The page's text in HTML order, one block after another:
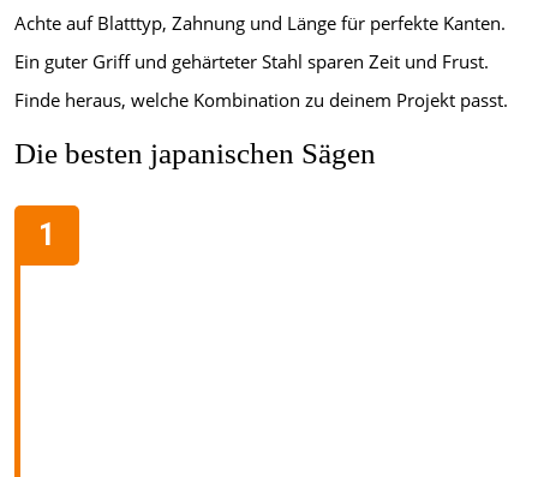
Achte auf Blatttyp, Zahnung und Länge für perfekte Kanten.
Ein guter Griff und gehärteter Stahl sparen Zeit und Frust.
Finde heraus, welche Kombination zu deinem Projekt passt.
Die besten japanischen Sägen